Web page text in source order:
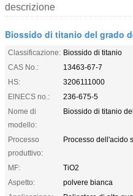
descrizione
Biossido di titanio del grado
Classificazione: Biossido di titanio
CAS No.:
13463-67-7
HS:
3206111000
ElNECS no.:
236-675-5
Nome di
modello:
Biossido di titanio
Processo
produttivo:
Processo dell'acido
MF:
TiO2
Aspetto:
polvere bianca